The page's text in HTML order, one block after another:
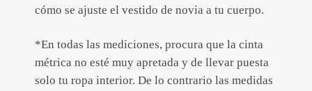
cómo se ajuste el vestido de novia a tu cuerpo.
*En todas las mediciones, procura que la cinta
métrica no esté muy apretada y de llevar puesta
solo tu ropa interior. De lo contrario las medidas